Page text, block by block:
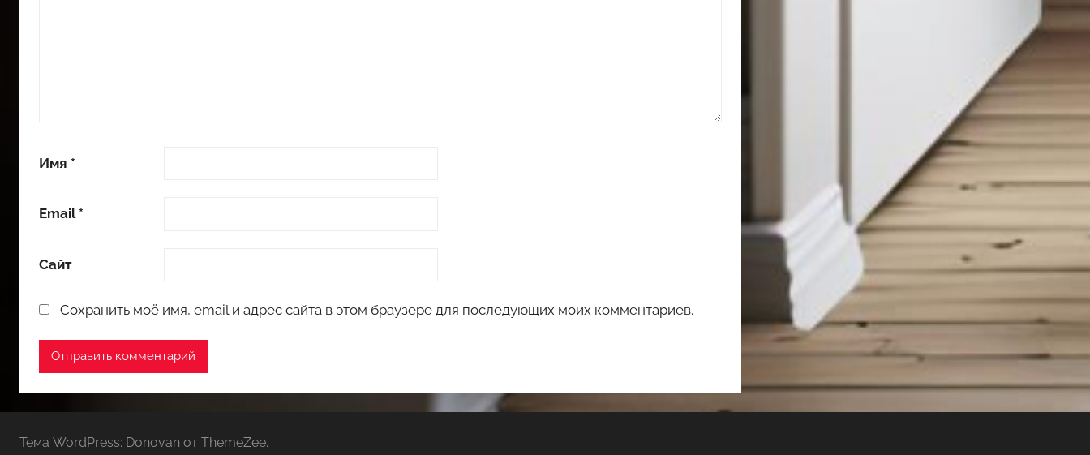
Имя *
Email *
Сайт
Сохранить моё имя, email и адрес сайта в этом браузере для последующих моих комментариев.
Тема WordPress: Donovan от ThemeZee.